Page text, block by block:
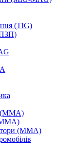
(TIG)
(MMA)
(MMA)